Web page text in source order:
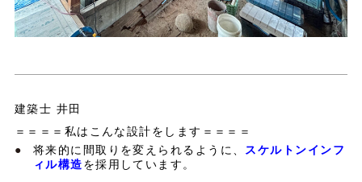
建築士 井田
＝＝＝＝私はこんな設計をします＝＝＝＝
将来的に間取りを変えられるように、 スケルトンインフ
ィル構造を採用しています。